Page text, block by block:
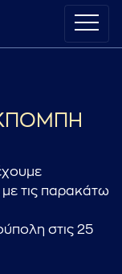
τις παρακάτω
στις 25